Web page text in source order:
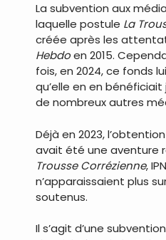
La subvention aux
laquelle postule La
créée après les
Hebdoen 2015.
fois, en 2024, ce fonds
qu’elle en en bénéficiait
de nombreux autres
Déjà en 2023,
avait été une aventure
Trousse Corrézienne,
n’apparaissaient plus
soutenus.
Il s’agit d’une